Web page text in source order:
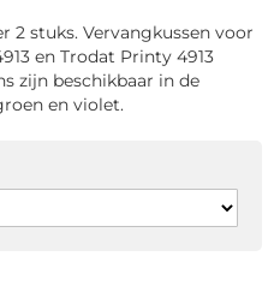
2 stuks. Vervangkussen voor
en Trodat Printy 4913
zijn beschikbaar in de
en violet.